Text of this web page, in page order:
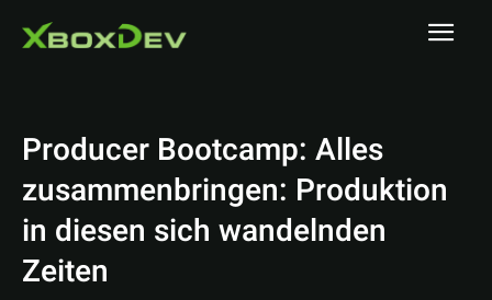
Producer Bootcamp: Alles
zusammenbringen: Produktion
in diesen sich wandelnden
Zeiten